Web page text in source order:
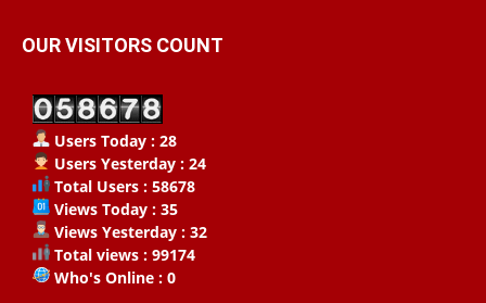
OUR VISITORS COUNT
Users Today : 28
Users Yesterday : 24
Total Users : 58678
Views Today : 35
Views Yesterday : 32
Total views : 99174
Who's Online : 0